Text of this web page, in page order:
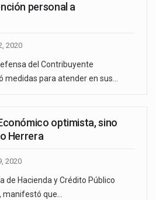
personal a
2020
del Contribuyente
medidas para atender en sus…
optimista, sino
Herrera
2020
de Hacienda y Crédito Público
manifestó que…